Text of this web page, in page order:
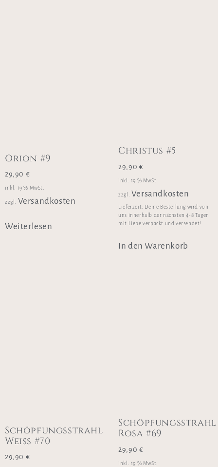
Orion #9
29,90 €
inkl. 19 % MwSt.
zzgl. Versandkosten
Weiterlesen
Christus #5
29,90 €
inkl. 19 % MwSt.
zzgl. Versandkosten
Lieferzeit: Deine Bestellung wird von
uns innerhalb der nächsten 4-8 Tagen
mit Liebe verpackt und versendet!
In den Warenkorb
Schöpfungsstrahl
Weiss #70
29,90 €
Schöpfungsstrahl
Rosa #69
29,90 €
inkl. 19 % MwSt.